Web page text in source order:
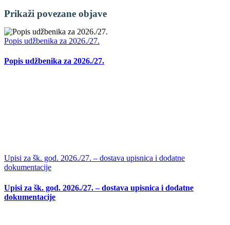
Facebook
X
LinkedIn
WhatsApp
Tumblr
Pinterest
Email:
Prikaži povezane objave
Popis udžbenika za 2026./27.
Popis udžbenika za 2026./27.
Upisi za šk. god. 2026./27. – dostava upisnica i dodatne
dokumentacije
Upisi za šk. god. 2026./27. – dostava upisnica i dodatne
dokumentacije